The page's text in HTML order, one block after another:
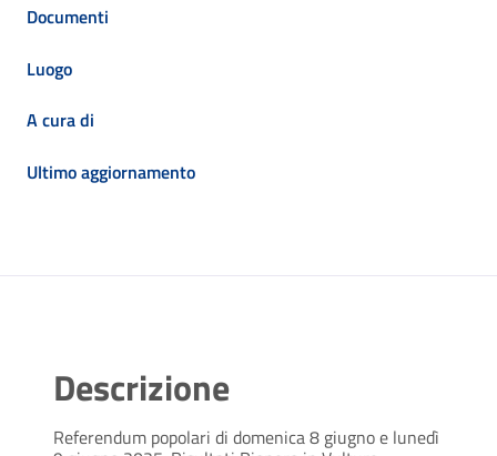
Documenti
Luogo
A cura di
Ultimo aggiornamento
Descrizione
Referendum popolari di domenica 8 giugno e lunedì